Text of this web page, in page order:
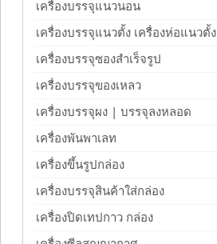
เครื่องบรรจุแนวนอน
เครื่องบรรจุแนวตั้ง เครื่องห่อแนวตั้ง
เครื่องบรรจุซองสำเร็จรูป
เครื่องบรรจุของเหลว
เครื่องบรรจุผง | บรรจุลงหลอด
เครื่องพันพาเลท
เครื่องขึ้นรูปกล่อง
เครื่องบรรจุสินค้าใส่กล่อง
เครื่องปิดเทปกาว กล่อง